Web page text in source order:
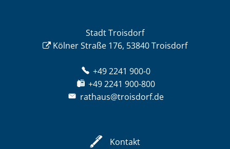
Stadt Troisdorf
Kölner Straße 176, 53840 Troisdorf
+49 2241 900-0
+49 2241 900-800
rathaus@troisdorf.de
Kontakt